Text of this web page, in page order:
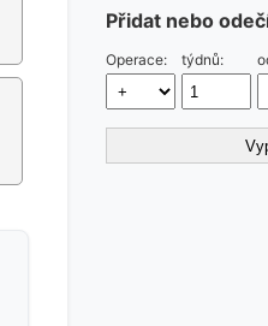
Přidat nebo
Operace: týdnů: